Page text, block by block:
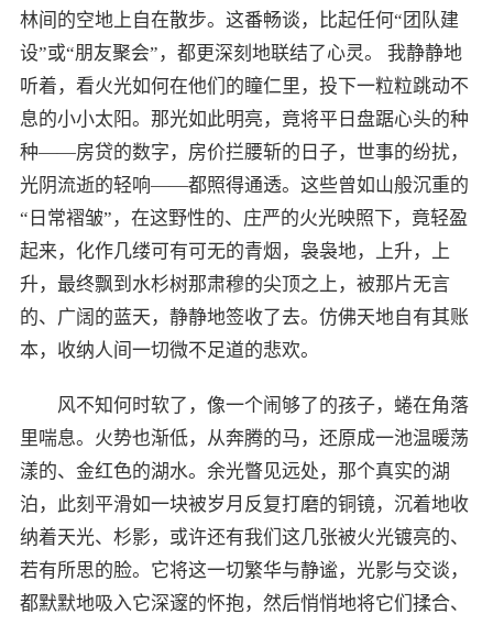
林间的空地上自在散步。这番畅谈，比起任何“团队建
设”或“朋友聚会”，都更深刻地联结了心灵。 我静静地
听着，看火光如何在他们的瞳仁里，投下一粒粒跳动不
息的小小太阳。那光如此明亮，竟将平日盘踞心头的种
种——房贷的数字，房价拦腰斩的日子，世事的纷扰，
光阴流逝的轻响——都照得通透。这些曾如山般沉重的
“日常褶皱”，在这野性的、庄严的火光映照下，竟轻盈
起来，化作几缕可有可无的青烟，袅袅地，上升，上
升，最终飘到水杉树那肃穆的尖顶之上，被那片无言
的、广阔的蓝天，静静地签收了去。仿佛天地自有其账
本，收纳人间一切微不足道的悲欢。
风不知何时软了，像一个闹够了的孩子，蜷在角落
里喘息。火势也渐低，从奔腾的马，还原成一池温暖荡
漾的、金红色的湖水。余光瞥见远处，那个真实的湖
泊，此刻平滑如一块被岁月反复打磨的铜镜，沉着地收
纳着天光、杉影，或许还有我们这几张被火光镀亮的、
若有所思的脸。它将这一切繁华与静谧，光影与交谈，
都默默地吸入它深邃的怀抱，然后悄悄地将它们揉合、